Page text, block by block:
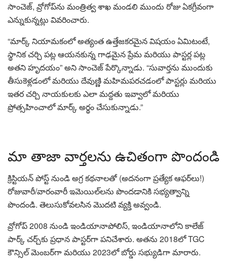
సాంచెజ్, వ్రోగోప్‌ను మంత్రిత్వ శాఖ మండలి ముందు రోజు ఏకగ్రీవంగా
ఎన్నుకున్నట్లు వివరించారు.
“మార్క్ నియామకంలో అత్యంత ఉత్తేజకరమైన విషయం ఏమిటంటే,
స్థానిక చర్చి పట్ల ఆయనకున్న గాఢమైన ప్రేమ మరియు పాస్టర్ల పట్ల
అతని హృదయం” అని సాంచెజ్ పేర్కొన్నాడు. “సువార్తను ముందుకు
తీసుకెళ్లడంలో మరియు దేవుణ్ణి మహిమపరచడంలో పాస్టర్లు మరియు
ఇతర చర్చి నాయకులకు ఎలా మద్దతు ఇవ్వాలో మరియు
ప్రోత్సహించాలో మార్క్ అర్థం చేసుకున్నాడు.”
మా తాజా వార్తలను ఉచితంగా పొందండి
క్రిస్టియన్ పోస్ట్ నుండి అగ్ర కథనాలతో (అదనంగా ప్రత్యేక ఆఫర్‌లు!)
రోజువారీ/వారంవారీ ఇమెయిల్‌లను పొందడానికి సభ్యత్వాన్ని
పొందండి. తెలుసుకోవలసిన మొదటి వ్యక్తి అవ్వండి.
వ్రోగోప్ 2008 నుండి ఇండియానాపోలిస్, ఇండియానాలోని కాలేజ్
పార్క్ చర్చ్‌కు ప్రధాన పాస్టర్‌గా పనిచేశారు. అతను 2018లో TGC
కౌన్సిల్ మెంబర్‌గా మరియు 2023లో బోర్డు సభ్యుడిగా మారారు.